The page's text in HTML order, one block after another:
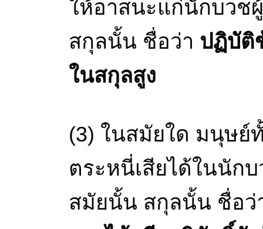
ให้อาสนะแก่นักบวช
สกุลนั้น ชื่อว่า ปฏิบัติ
ในสกุลสูง
(3) ในสมัยใด มนุษย์
ตระหนี่เสียได้ในนัก
สมัยนั้น สกุลนั้น ชื่อ